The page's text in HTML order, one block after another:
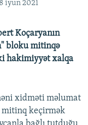
iyun 2021
Koçaryanın
bloku mitinqə
hakimiyyət xalqa
xidməti məlumat
mitinq keçirmək